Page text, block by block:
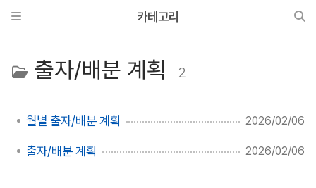
카테고리
출자/배분 계획 2
월별 출자/배분 계획 2026/02/06
출자/배분 계획 2026/02/06